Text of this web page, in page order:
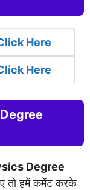
Here
Here
Degree
तो हमें कमेंट करके